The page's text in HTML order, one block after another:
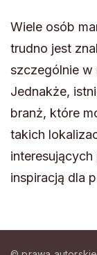
Wiele osób
trudno jest
szczególnie w
Jednakże,
branż, które
takich
inspiracją dla